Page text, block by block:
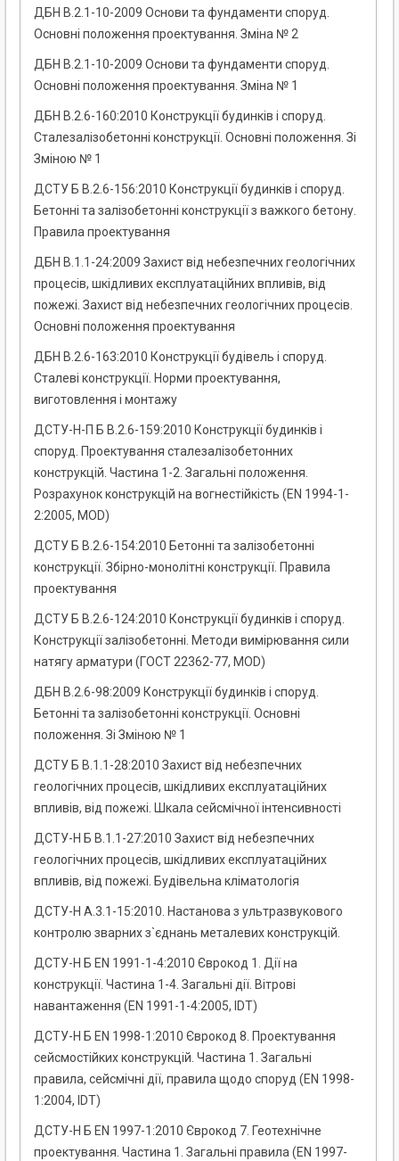
ДБН В.2.1-10-2009 Основи та фундаменти споруд.
Основні положення проектування. Зміна № 2
ДБН В.2.1-10-2009 Основи та фундаменти споруд.
Основні положення проектування. Зміна № 1
ДБН В.2.6-160:2010 Конструкції будинків і споруд.
Сталезалізобетонні конструкції. Основні положення. Зі
Зміною № 1
ДСТУ Б В.2.6-156:2010 Конструкції будинків і споруд.
Бетонні та залізобетонні конструкції з важкого бетону.
Правила проектування
ДБН В.1.1-24:2009 Захист від небезпечних геологічних
процесів, шкідливих експлуатаційних впливів, від
пожежі. Захист від небезпечних геологічних процесів.
Основні положення проектування
ДБН В.2.6-163:2010 Конструкції будівель і споруд.
Сталеві конструкції. Норми проектування,
виготовлення і монтажу
ДСТУ-Н-П Б В.2.6-159:2010 Конструкції будинків і
споруд. Проектування сталезалізобетонних
конструкцій. Частина 1-2. Загальні положення.
Розрахунок конструкцій на вогнестійкість (EN 1994-1-
2:2005, MOD)
ДСТУ Б В.2.6-154:2010 Бетонні та залізобетонні
конструкції. Збірно-монолітні конструкції. Правила
проектування
ДСТУ Б В.2.6-124:2010 Конструкції будинків і споруд.
Конструкції залізобетонні. Методи вимірювання сили
натягу арматури (ГОСТ 22362-77, MOD)
ДБН В.2.6-98:2009 Конструкції будинків і споруд.
Бетонні та залізобетонні конструкції. Основні
положення. Зі Зміною № 1
ДСТУ Б В.1.1-28:2010 Захист від небезпечних
геологічних процесів, шкідливих експлуатаційних
впливів, від пожежі. Шкала сейсмічної інтенсивності
ДСТУ-Н Б В.1.1-27:2010 Захист від небезпечних
геологічних процесів, шкідливих експлуатаційних
впливів, від пожежі. Будівельна кліматологія
ДСТУ-Н А.3.1-15:2010. Настанова з ультразвукового
контролю зварних з`єднань металевих конструкцій.
ДСТУ-Н Б EN 1991-1-4:2010 Єврокод 1. Дії на
конструкції. Частина 1-4. Загальні дії. Вітрові
навантаження (EN 1991-1-4:2005, IDT)
ДСТУ-Н Б EN 1998-1:2010 Єврокод 8. Проектування
сейсмостійких конструкцій. Частина 1. Загальні
правила, сейсмічні дії, правила щодо споруд (EN 1998-
1:2004, IDT)
ДСТУ-Н Б EN 1997-1:2010 Єврокод 7. Геотехнічне
проектування. Частина 1. Загальні правила (EN 1997-